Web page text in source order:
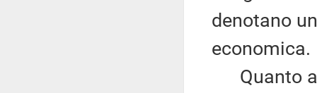
denotano
economica.
Quanto